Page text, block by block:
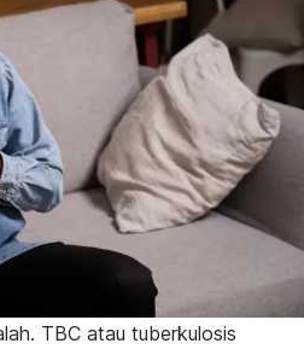
TBC atau tuberkulosis